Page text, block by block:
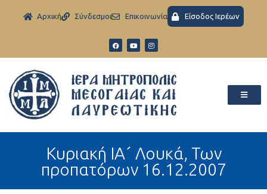
Aρχική Σύνδεσμοι Eπικοινωνία Είσοδος Ιερέων
Κυριακή ΙΑ´ Λουκά, Των
προπατόρων 16.12.2007